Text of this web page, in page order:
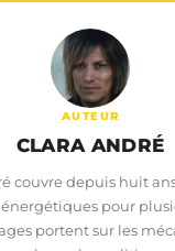
AUTEUR
CLARA ANDRÉ
couvre depuis huit
pour
portent sur les